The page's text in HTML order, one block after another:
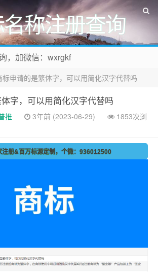
称注册查询
，加微信：wxrgkf
加微信：wxrgkf
标申请的是繁体字，可以用简化汉字代替吗
字，可以用简化汉字代替吗
推 3年前 (2023-06-29)
1853次浏
注册&百万标源定制，个微：936012500